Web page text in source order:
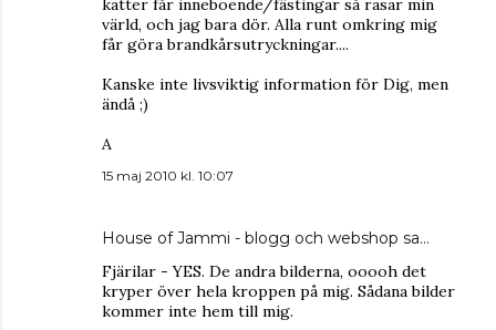
värld, och jag bara dör. Alla runt omkring mig
får göra brandkårsutryckningar....
Kanske inte livsviktig information för Dig, men
ändå ;)
A
15 maj 2010 kl. 10:07
House of Jammi - blogg och webshop sa…
Fjärilar - YES. De andra bilderna, ooooh det
kryper över hela kroppen på mig. Sådana bilder
kommer inte hem till mig.